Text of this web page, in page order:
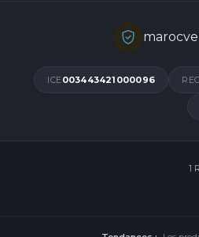
ICE003443421000096
1